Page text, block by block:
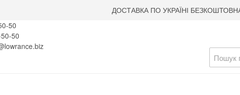
ДОСТАВКА ПО УКРАЇНІ
50
50